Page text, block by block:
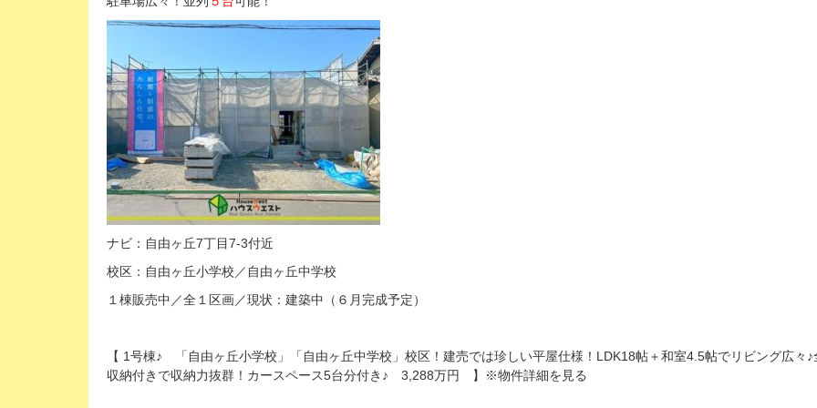
ナビ：自由ヶ丘7丁目7-3付近
校区：自由ヶ丘小学校／自由ヶ丘中学校
１棟販売中／全１区画／現状：建築中（６月完成予定）
【 1号棟♪ 「自由ヶ丘小学校」「自由ヶ丘中学校」校区！建売では珍しい平屋仕様！LDK18帖＋和室4.5帖でリビング広々♪
収納付きで収納力抜群！カースペース5台分付き♪ 3,288万円 】※物件詳細を見る